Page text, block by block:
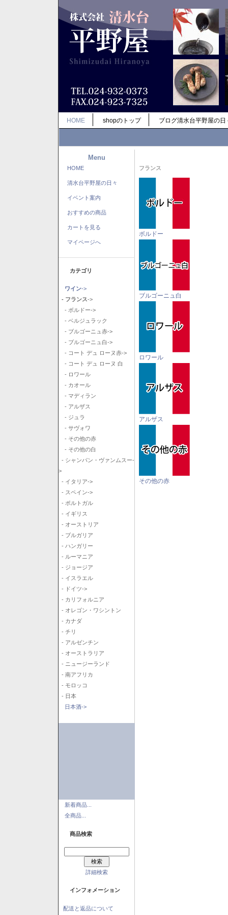
HOME shopのトップ ブログ清水台平野屋の日
Menu
HOME
清水台平野屋の日々
イベント案内
おすすめの商品
カートを見る
マイページへ
カテゴリ
ワイン->
- フランス->
- ボルドー->
- ベルジュラック
- ブルゴーニュ赤->
- ブルゴーニュ白->
- コート デュ ローヌ赤->
- コート デュ ローヌ 白
- ロワール
- カオール
- マディラン
- アルザス
- ジュラ
- サヴォワ
- その他の赤
- その他の白
- シャンパン・ヴァンムスー-
>
- イタリア->
- スペイン->
- ポルトガル
- イギリス
- オーストリア
- ブルガリア
- ハンガリー
- ルーマニア
- ジョージア
- イスラエル
- ドイツ->
- カリフォルニア
- オレゴン・ワシントン
- カナダ
- チリ
- アルゼンチン
- オーストラリア
- ニュージーランド
- 南アフリカ
- モロッコ
- 日本
日本酒->
新着商品...
全商品...
商品検索
詳細検索
インフォメーション
配送と返品について
フランス
ボルドー
ブルゴーニュ白
ロワール
アルザス
その他の赤